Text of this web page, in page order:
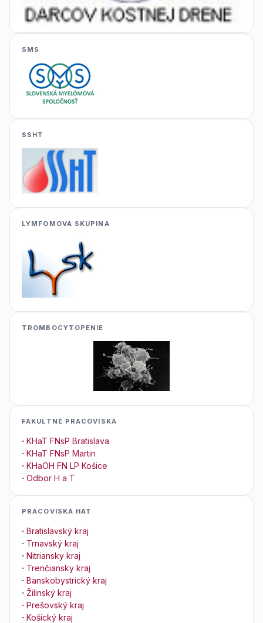
SMS
SSHT
LYMFOMOVA SKUPINA
TROMBOCYTOPENIE
FAKULTNÉ PRACOVISKÁ
· KHaT FNsP Bratislava
· KHaT FNsP Martin
· KHaOH FN LP Košice
· Odbor H a T
PRACOVISKÁ HAT
· Bratislavský kraj
· Trnavský kraj
· Nitriansky kraj
· Trenčiansky kraj
· Banskobystrický kraj
· Žilinský kraj
· Prešovský kraj
· Košický kraj